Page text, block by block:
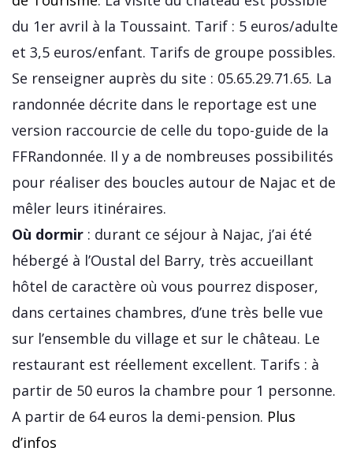
du 1er avril à la Toussaint. Tarif : 5 euros/adulte
et 3,5 euros/enfant. Tarifs de groupe possibles.
Se renseigner auprès du site : 05.65.29.71.65. La
randonnée décrite dans le reportage est une
version raccourcie de celle du topo-guide de la
FFRandonnée. Il y a de nombreuses possibilités
pour réaliser des boucles autour de Najac et de
mêler leurs itinéraires.
Où dormir : durant ce séjour à Najac, j’ai été
hébergé à l’Oustal del Barry, très accueillant
hôtel de caractère où vous pourrez disposer,
dans certaines chambres, d’une très belle vue
sur l’ensemble du village et sur le château. Le
restaurant est réellement excellent. Tarifs : à
partir de 50 euros la chambre pour 1 personne.
A partir de 64 euros la demi-pension. Plus
d’infos